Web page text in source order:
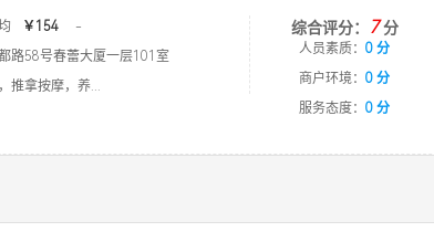
￥154
-
路58号春蕾大厦一层101室
推拿按摩，养...
综合评分： 7分
人员素质： 0 分
商户环境： 0 分
服务态度： 0 分